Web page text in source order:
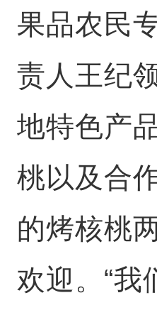
果品农民
责人王纪
地特色产
桃以及合
的烤核桃
欢迎。“我